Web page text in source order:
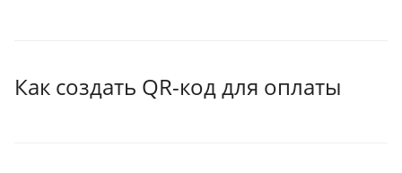
Как создать QR-код для оплаты